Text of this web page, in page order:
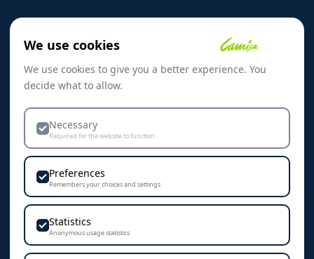
Referanser
Skreddersøm
Dekorasjon & Teknikker
Personvern & Cookies
KONTAKT
We use cookies
We use cookies to give you a better experience. You
decide what to allow.
Necessary
Required for the website to function
Preferences
Remembers your choices and settings
Statistics
Anonymous usage statistics